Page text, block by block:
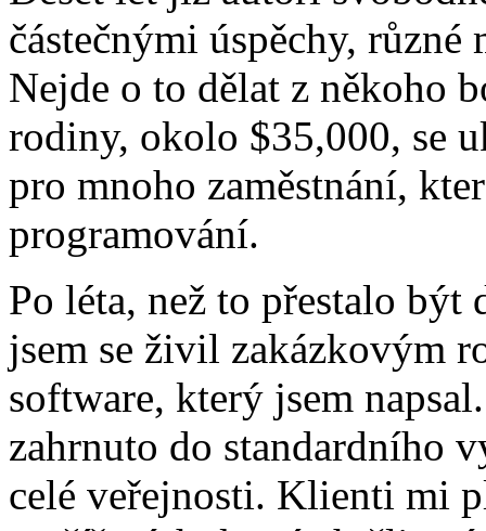
částečnými úspěchy,
Nejde o to dělat z někoho
rodiny, okolo $35,000, se
pro mnoho zaměstnání,
programování.
Po léta, než to přestalo být
jsem se živil zakázkovým
software, který jsem
zahrnuto do standardního
celé veřejnosti. Klienti mi